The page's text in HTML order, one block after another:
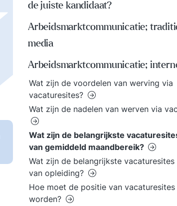
de juiste kandidaat?
Arbeidsmarktcommunicatie;
media
Arbeidsmarktcommunicatie;
Wat zijn de voordelen van werving via
vacaturesites?
Wat zijn de nadelen van werven via
Wat zijn de belangrijkste
van gemiddeld maandbereik?
Wat zijn de belangrijkste vacaturesites
van opleiding?
Hoe moet de positie van
worden?